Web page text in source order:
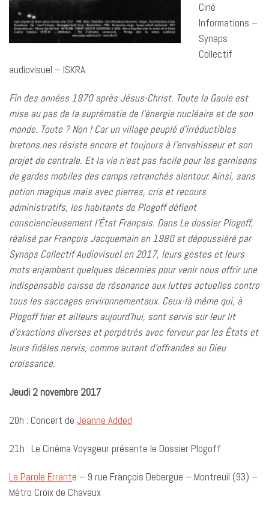
Ciné
Informations –
Synaps
Collectif
audiovisuel – ISKRA
Fin des années 1970 après Jésus-Christ. Toute la Gaule est
mise au pas de la suprématie de l’énergie nucléaire et de son
monde. Toute ? Non ! Car un village peuplé d’irréductibles
bretons.nes résiste encore et toujours à l’envahisseuret son
projet de centrale. Et la vie n’est pas facile pour les garnisons
de gardes mobiles des camps retranchés alentour. Ainsi, sans
potion magique mais avec pierres, cris et recours
administratifs, les habitants de Plogoff défient
consciencieusement l’État Français. Dans Le dossier Plogoff,
réalisé par François Jacquemain en 1980 et dépoussiéré par
Synaps Collectif Audiovisuel en 2017, leurs gestes et leurs
mots enjambent quelques décennies pour venir nous offrir une
indispensable caisse de résonance aux luttes actuelles contre
tous les saccages environnementaux. Ceux-là même qui, à
Plogoff hier et ailleurs aujourd’hui, sont servis sur leur lit
d’exactions diverses et perpétrés avec ferveur par les États et
leurs fidèles nervis, comme autant d’offrandes au Dieu
croissance.
Jeudi 2 novembre 2017
20h : Concert de Jeanne Added
21h : Le Cinéma Voyageur présente le Dossier Plogoff
La Parole Errante – 9 rue François Debergue – Montreuil (93) –
Métro Croix de Chavaux